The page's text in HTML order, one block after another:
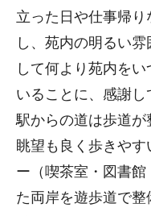
立った日や仕事帰
し、苑内の明るい
して何より苑内を
いることに、感謝し
駅からの道は歩道
眺望も良く歩きや
ー（喫茶室・図書館
た両岸を遊歩道で